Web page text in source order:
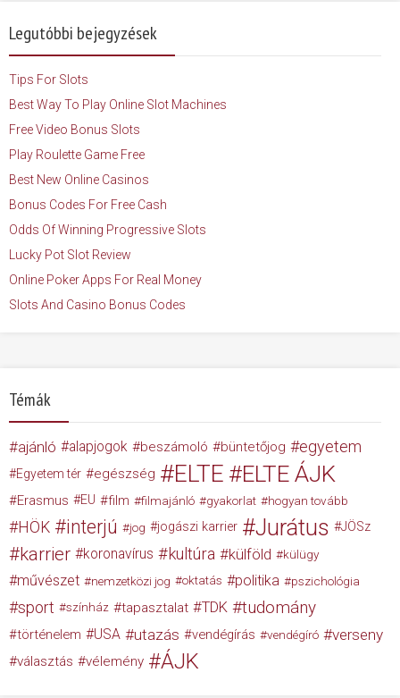
Legutóbbi bejegyzések
Tips For Slots
Best Way To Play Online Slot Machines
Free Video Bonus Slots
Play Roulette Game Free
Best New Online Casinos
Bonus Codes For Free Cash
Odds Of Winning Progressive Slots
Lucky Pot Slot Review
Online Poker Apps For Real Money
Slots And Casino Bonus Codes
Témák
ajánló alapjogok beszámoló büntetőjog egyetem
Egyetem tér egészség ELTE ELTE ÁJK
Erasmus EU film filmajánló gyakorlat hogyan tovább
HÖK interjú jog jogászi karrier Jurátus JÖSz
karrier koronavírus kultúra külföld külügy
művészet nemzetközi jog oktatás politika pszichológia
sport színház tapasztalat TDK tudomány
történelem USA utazás vendégírás vendégíró verseny
választás vélemény ÁJK